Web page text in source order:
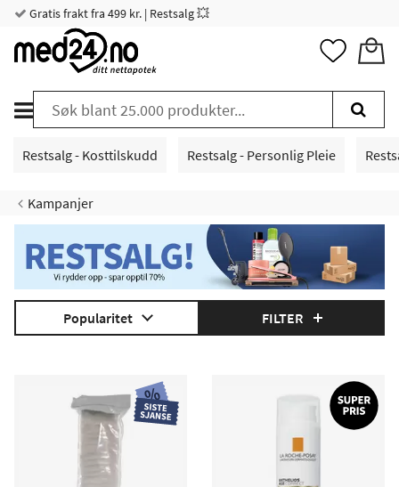
Gratis frakt fra 499 kr. | Restsalg 💥
Restsalg - Kosttilskudd Restsalg - Personlig Pleie
Kampanjer
Popularitet FILTER